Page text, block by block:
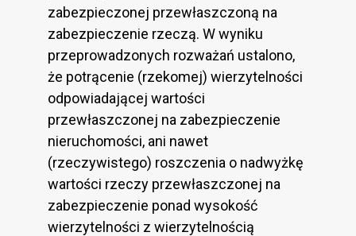
zabezpieczonej przewłaszczoną na
zabezpieczenie rzeczą. W wyniku
przeprowadzonych rozważań ustalono,
że potrącenie (rzekomej) wierzytelności
odpowiadającej wartości
przewłaszczonej na zabezpieczenie
nieruchomości, ani nawet
(rzeczywistego) roszczenia o nadwyżkę
wartości rzeczy przewłaszczonej na
zabezpieczenie ponad wysokość
wierzytelności z wierzytelnością